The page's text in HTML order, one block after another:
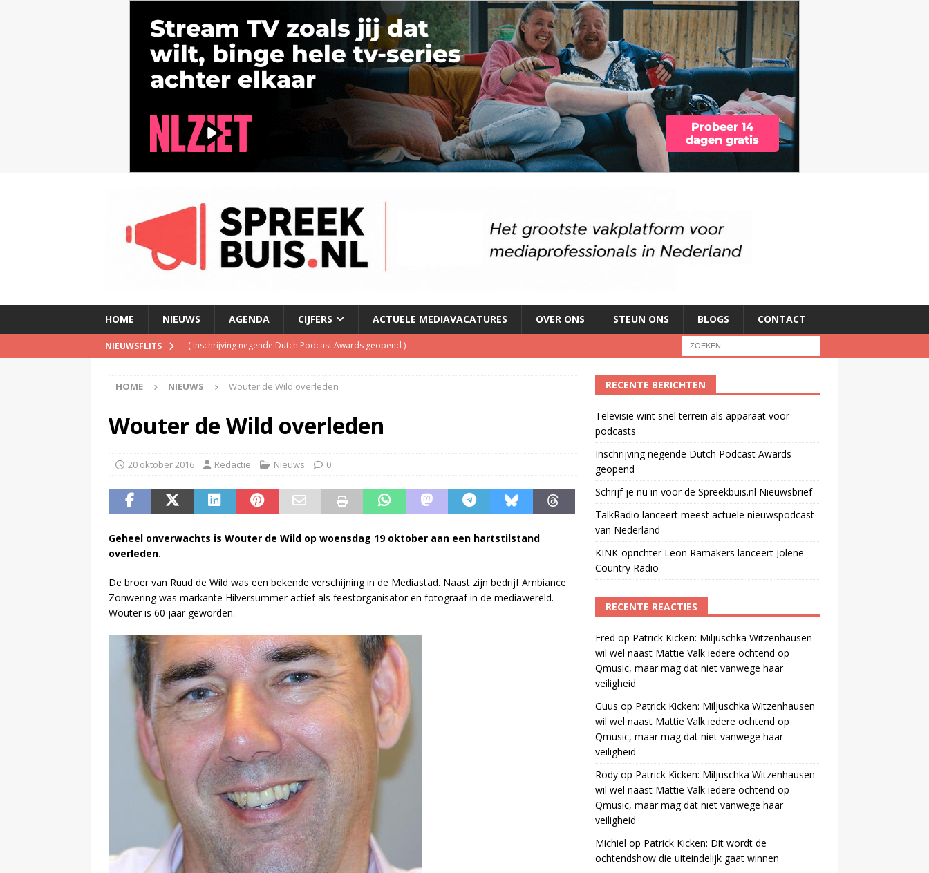
HOME NIEUWS AGENDA CIJFERS ACTUELE MEDIAVACATURES OVER ONS STEUN ONS BLOGS CONTACT
NIEUWSFLITS ( Inschrijving negende Dutch Podcast Awards geopend )
( Schrijf je nu in voor de Spreekbuis.nl Nieuwsbrief)
(KINK-oprichter Leon Ramakers lanceert Jolene Country Radio
Televisie wint snel terrein als apparaat voor podcasts
HOME NIEUWS Wouter de Wild overleden
Wouter de Wild overleden
20 oktober 2016 Redactie Nieuws 0
Geheel onverwachts is Wouter de Wild op woensdag 19 oktober aan een hartstilstand
overleden.
De broer van Ruud de Wild was een bekende verschijning in de Mediastad. Naast zijn bedrijf Ambiance
Zonwering was markante Hilversummer actief als feestorganisator en fotograaf in de mediawereld.
Wouter is 60 jaar geworden.
RECENTE BERICHTEN
Televisie wint snel terrein als apparaat voor
podcasts
Inschrijving negende Dutch Podcast Awards
geopend
Schrijf je nu in voor de Spreekbuis.nl Nieuwsbrief
TalkRadio lanceert meest actuele nieuwspodcast
van Nederland
KINK-oprichter Leon Ramakers lanceert Jolene
Country Radio
RECENTE REACTIES
Fred op Patrick Kicken: Miljuschka Witzenhausen
wil wel naast Mattie Valk iedere ochtend op
Qmusic, maar mag dat niet vanwege haar
veiligheid
Guus op Patrick Kicken: Miljuschka Witzenhausen
wil wel naast Mattie Valk iedere ochtend op
Qmusic, maar mag dat niet vanwege haar
veiligheid
Rodyop Patrick Kicken: Miljuschka Witzenhausen
wil wel naast Mattie Valk iedere ochtend op
Qmusic, maar mag dat niet vanwege haar
veiligheid
Michiel op Patrick Kicken: Dit wordt de
ochtendshow die uiteindelijk gaat winnen